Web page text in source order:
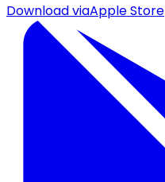
Download viaApple Store